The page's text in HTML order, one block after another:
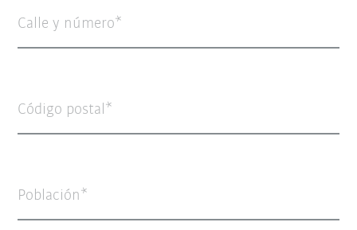
Calle y número
Código postal
Población